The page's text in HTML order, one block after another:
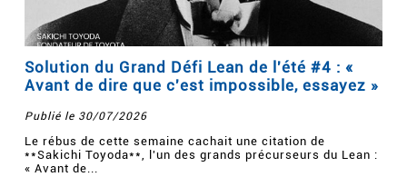
Solution du Grand Défi Lean de l'été #4 : «
Avant de dire que c'est impossible, essayez »
Publié le 30/07/2026
Le rébus de cette semaine cachait une citation de
**Sakichi Toyoda**, l'un des grands précurseurs du Lean :
« Avant de...